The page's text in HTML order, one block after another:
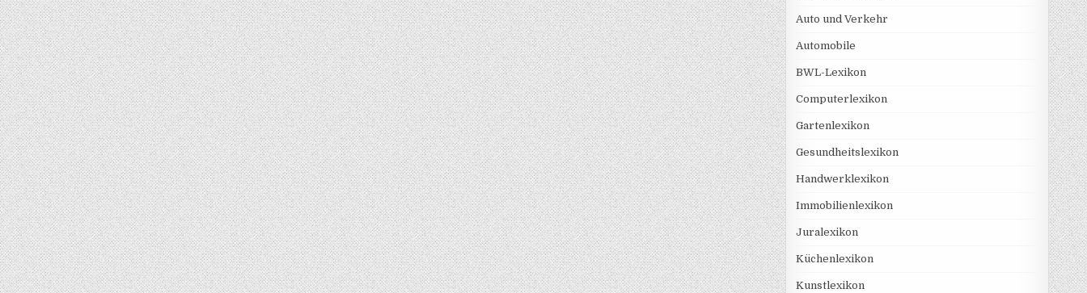
Auto und Verkehr
Automobile
BWL-Lexikon
Computerlexikon
Gartenlexikon
Gesundheitslexikon
Handwerklexikon
Immobilienlexikon
Juralexikon
Küchenlexikon
Kunstlexikon